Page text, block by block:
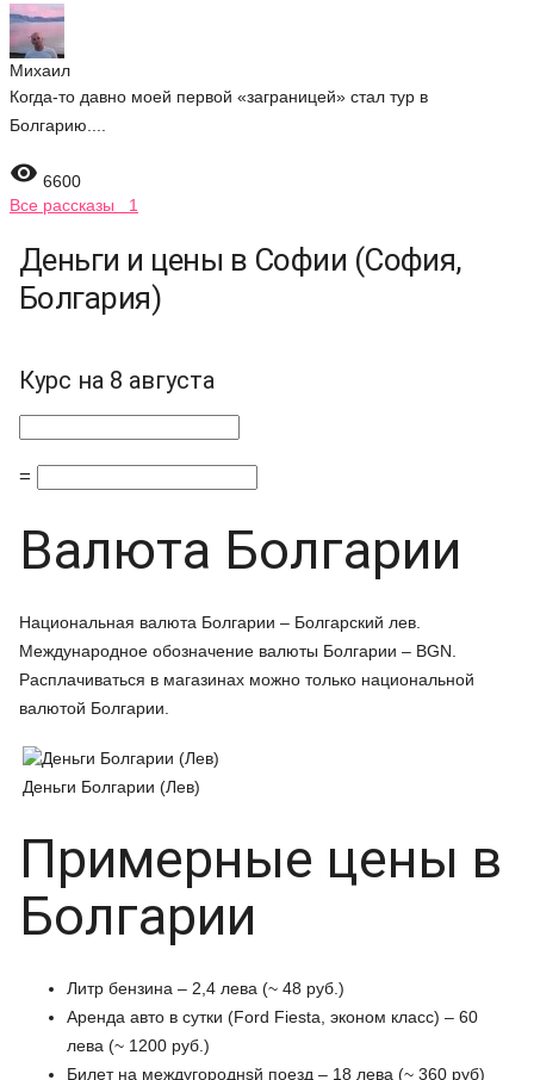
Михаил
Когда-то давно моей первой «заграницей» стал тур в
Болгарию....
 6600
Все рассказы 1
Деньги и цены в Софии (София,
Болгария)
Курс на 8 августа
=
Валюта Болгарии
Национальная валюта Болгарии – Болгарский лев.
Международное обозначение валюты Болгарии – BGN.
Расплачиваться в магазинах можно только национальной
валютой Болгарии.
Деньги Болгарии (Лев)
Примерные цены в
Болгарии
Литр бензина – 2,4 лева (~ 48 руб.)
Аренда авто в сутки (Ford Fiesta, эконом класс) – 60
лева (~ 1200 руб.)
Билет на междугороднsй поезд – 18 лева (~ 360 руб)